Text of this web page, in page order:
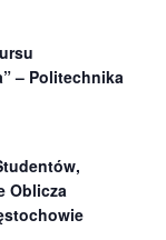
– Politechnika
Oblicza